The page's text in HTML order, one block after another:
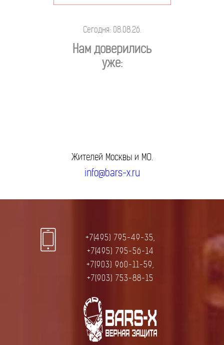
Сегодня: 08.08.26.
Нам доверились
уже:
Жителей Москвы и МО.
info@bars-x.ru
+7(495) 795-49-35,
+7(495) 795-56-14
+7(903) 960-11-59,
+7(903) 753-88-15